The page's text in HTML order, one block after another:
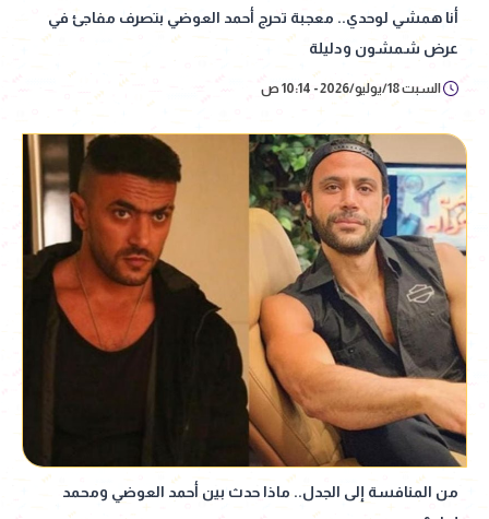
أنا همشي لوحدي.. معجبة تحرج أحمد العوضي بتصرف مفاجئ في
عرض شمشون ودليلة
السبت 18/يوليو/2026 - 10:14 ص
من المنافسة إلى الجدل.. ماذا حدث بين أحمد العوضي ومحمد